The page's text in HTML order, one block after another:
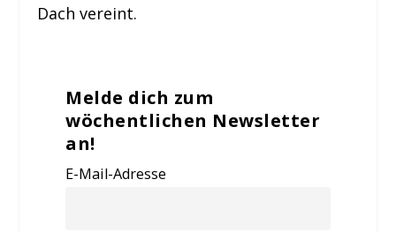
Dach vereint.
Melde dich zum
wöchentlichen Newsletter
an!
E-Mail-Adresse